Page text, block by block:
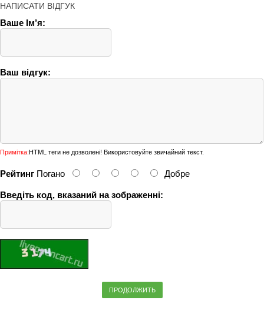
НАПИСАТИ ВІДГУК
Ваше Ім’я:
Ваш відгук:
Примітка:HTML теги не дозволені! Використовуйте звичайний текст.
Рейтинг Погано Добре
Введіть код, вказаний на зображенні:
ПРОДОЛЖИТЬ